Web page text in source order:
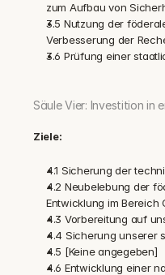
zum Aufbau von
3.5 Nutzung der
Verbesserung der
3.6 Prüfung einer
Säule Vier: Investition in
Ziele:
4.1 Sicherung der
4.2 Neubelebung der
Entwicklung im Bereich
4.3 Vorbereitung auf
4.4 Sicherung unserer
4.5 [Keine angegeben]
4.6 Entwicklung einer